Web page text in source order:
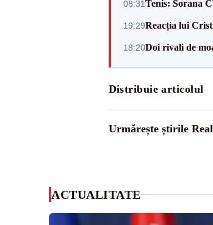
08:31Tenis: Sorana
19:29Reacția lui
18:20Doi rivali de
Distribuie articolul
Urmărește știrile
ACTUALITATE